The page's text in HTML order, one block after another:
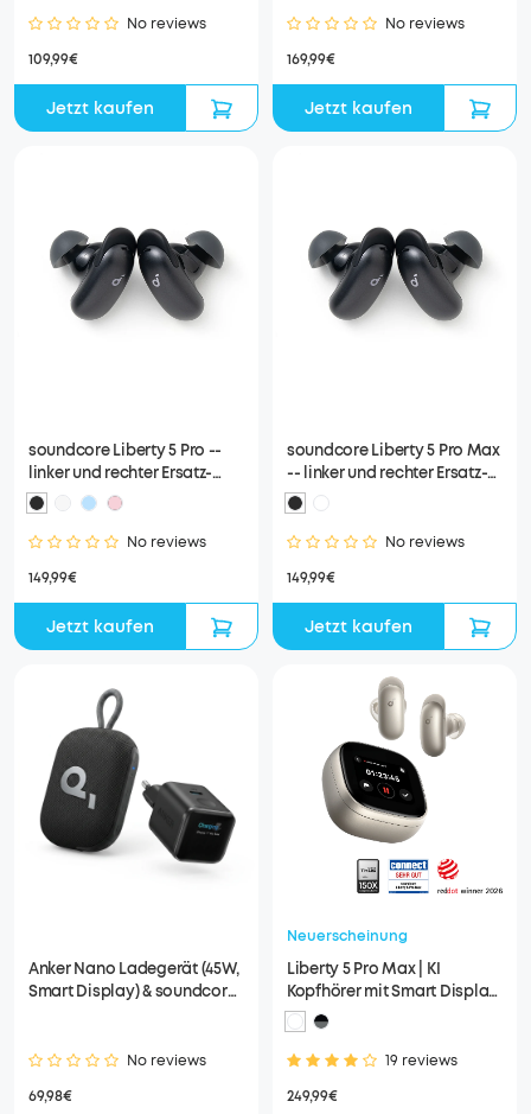
No reviews
109,99€
Jetzt kaufen
No reviews
169,99€
Jetzt kaufen
soundcore Liberty 5 Pro --
linker und rechter Ersatz-
Earbud
No reviews
149,99€
Jetzt kaufen
soundcore Liberty 5 Pro Max
-- linker und rechter Ersatz-
Earbud
No reviews
149,99€
Jetzt kaufen
Anker Nano Ladegerät (45W,
Smart Display) & soundcore
No reviews
69,98€
Neuerscheinung
Liberty 5 Pro Max | KI
Kopfhörer mit Smart Display
& KI-Notizassistent
19 reviews
249,99€